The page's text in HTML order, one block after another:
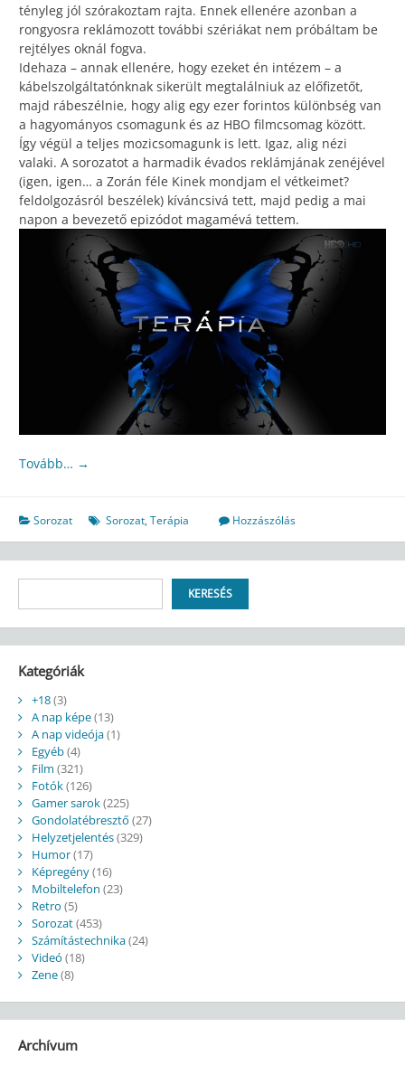
tényleg jól szórakoztam rajta. Ennek ellenére azonban a
rongyosra reklámozott további szériákat nem próbáltam be
rejtélyes oknál fogva.
Idehaza – annak ellenére, hogy ezeket én intézem – a
kábelszolgáltatónknak sikerült megtalálniuk az előfizetőt,
majd rábeszélnie, hogy alig egy ezer forintos különbség van
a hagyományos csomagunk és az HBO filmcsomag között.
Így végül a teljes mozicsomagunk is lett. Igaz, alig nézi
valaki. A sorozatot a harmadik évados reklámjának zenéjével
(igen, igen… a Zorán féle Kinek mondjam el vétkeimet?
feldolgozásról beszélek) kíváncsivá tett, majd pedig a mai
napon a bevezető epizódot magamévá tettem.
Tovább… →
Sorozat Sorozat,Terápia Hozzászólás
KERESÉS
Kategóriák
+18(3)
A nap képe(13)
A nap videója(1)
Egyéb(4)
Film (321)
Fotók(126)
Gamer sarok(225)
Gondolatébresztő (27)
Helyzetjelentés(329)
Humor(17)
Képregény(16)
Mobiltelefon (23)
Retro (5)
Sorozat(453)
Számítástechnika(24)
Videó (18)
Zene(8)
Archívum